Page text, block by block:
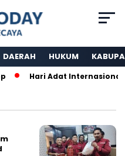
DAERAH HUKUM
Hari Adat Internasional Ke